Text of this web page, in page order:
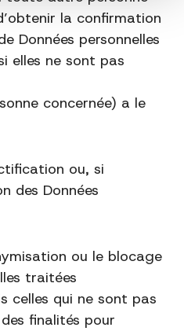
la confirmation
Données personnelles
elles ne sont pas
concernée) a le
ou, si
des Données
ou le blocage
traitées
celles qui ne sont pas
finalités pour